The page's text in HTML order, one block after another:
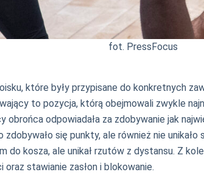
fot. PressFocus
które były przypisane do konkretnych
to pozycja, którą obejmowali zwykle
obrońca odpowiadała za zdobywanie jak
się punkty, ale również nie
do kosza, ale unikał rzutów z dystansu. Z
stawianie zasłon i blokowanie.